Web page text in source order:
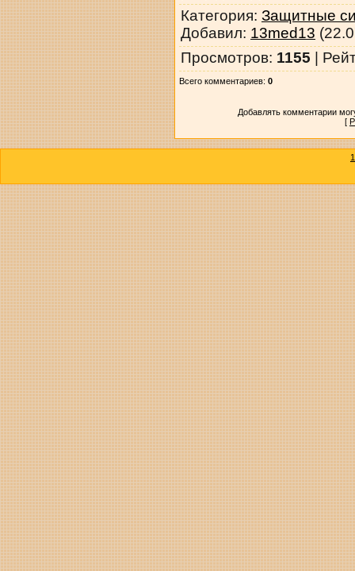
Категория: Защитные
Добавил: 13med13
Просмотров: 1155 |
Всего комментариев: 0
Добавлять комментарии
[